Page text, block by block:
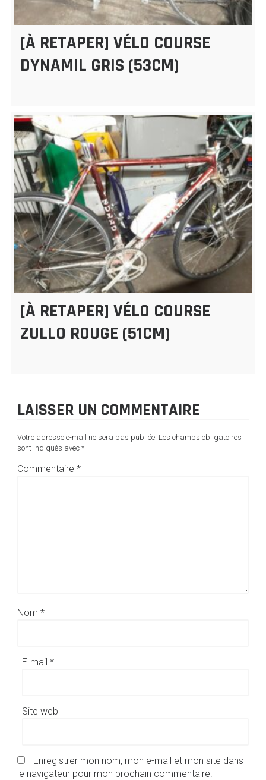
[À RETAPER] VÉLO COURSE
DYNAMIL GRIS (53CM)
[À RETAPER] VÉLO COURSE
ZULLO ROUGE (51CM)
LAISSER UN COMMENTAIRE
Votre adresse e-mail ne sera pas publiée. Les champs obligatoires
sont indiqués avec *
Commentaire *
Nom *
E-mail *
Site web
Enregistrer mon nom, mon e-mail et mon site dans
le navigateur pour mon prochain commentaire.